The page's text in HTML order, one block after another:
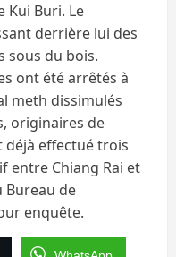
Kui Buri. Le
derrière lui des
sous du bois.
ont été arrêtés à
meth dissimulés
originaires de
déjà effectué trois
entre Chiang Rai et
Bureau de
enquête.